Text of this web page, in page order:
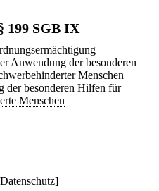
199 SGB IX
Anwendung der besonderen
Menschen
der besonderen Hilfen für
Menschen
]